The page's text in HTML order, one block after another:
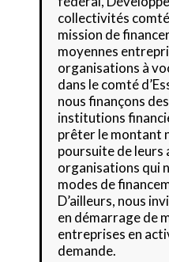
collectivités comté
mission de
moyennes
organisations à
dans le comté
nous finançons
institutions
prêter le montant
poursuite de leurs
organisations qui
modes de
D’ailleurs, nous
en démarrage de
entreprises en
demande.